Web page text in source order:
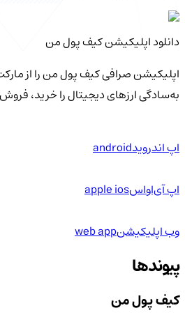
دانلود اپلیکیشن کیف‌ پول من
اپلیکیشن صرافی کیف پول من را از
به‌سادگی ارزهای دیجیتال را خرید،
اپ اندرویدandroid
اپ آی‌او‌اسapple ios
وب اپلیکیشنweb app
پیوندها
کیف پول من